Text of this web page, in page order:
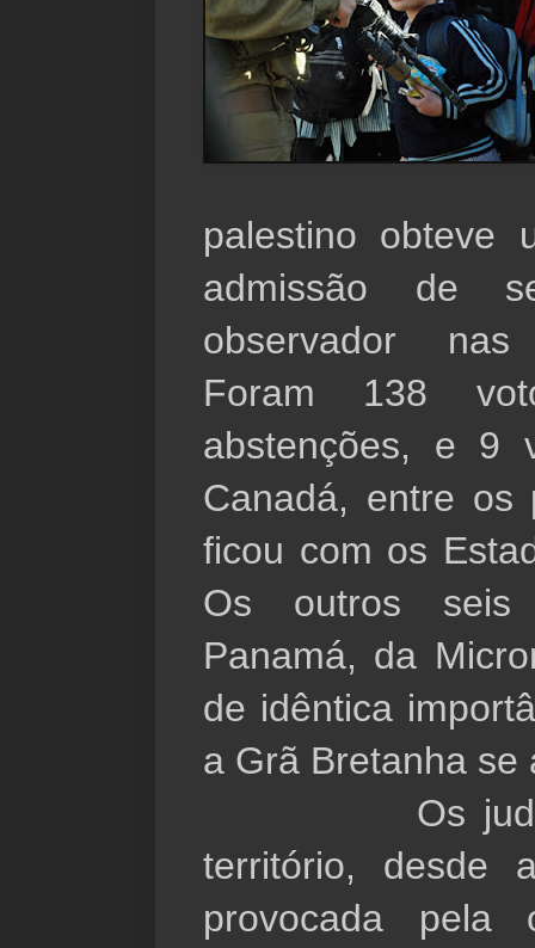
palestino obteve
admissão de
observador
Foram 138
abstenções, e 9
Canadá, entre os
ficou com os
Os outros
Panamá, da
de idêntica
a Grã Bretanha se
Os judeus,
território, desde
provocada pela